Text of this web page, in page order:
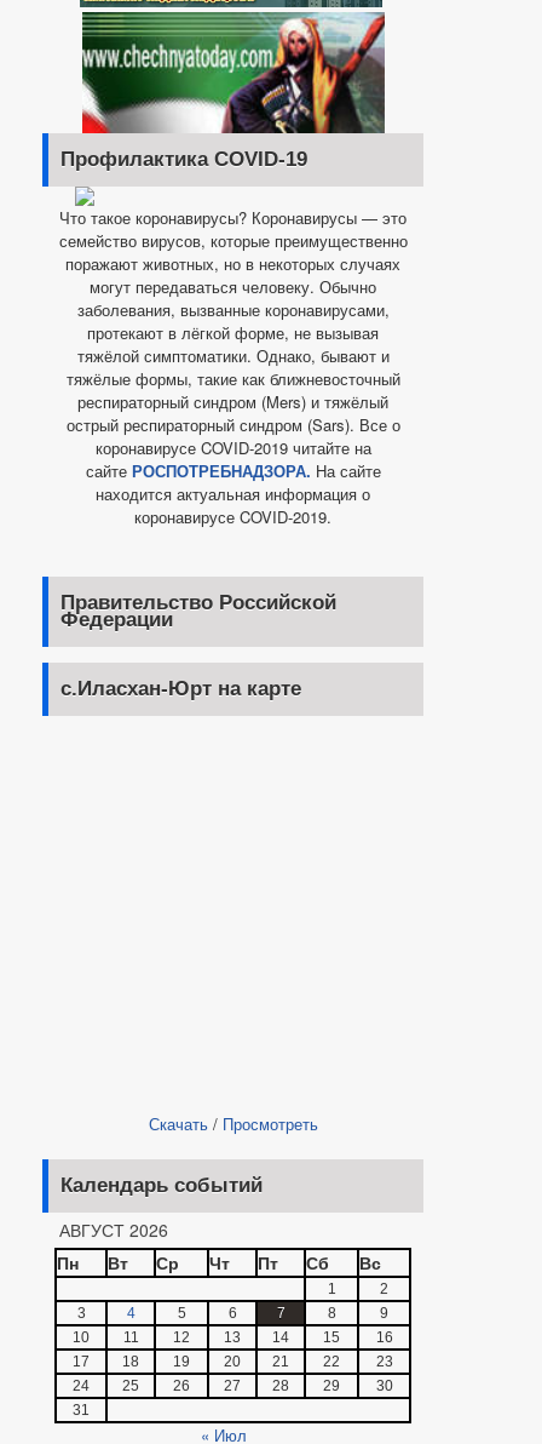
Профилактика COVID-19
Что такое коронавирусы? Коронавирусы — это
семейство вирусов, которые преимущественно
поражают животных, но в некоторых случаях
могут передаваться человеку. Обычно
заболевания, вызванные коронавирусами,
протекают в лёгкой форме, не вызывая
тяжёлой симптоматики. Однако, бывают и
тяжёлые формы, такие как ближневосточный
респираторный синдром (Mers) и тяжёлый
острый респираторный синдром (Sars). Все о
коронавирусе COVID-2019 читайте на
сайте РОСПОТРЕБНАДЗОРА. На сайте
находится актуальная информация о
коронавирусе COVID-2019.
Правительство Российской
Федерации
с.Иласхан-Юрт на карте
Скачать/ Просмотреть
Календарь событий
АВГУСТ 2026
Пн
Вт Ср Чт Пт Сб Вс
1
2
3
4 5 6 7 8
9
10
11 12 13 14 15
16
17
18 19 20 21 22
23
24
25 26 27 28 29
30
31
« Июл